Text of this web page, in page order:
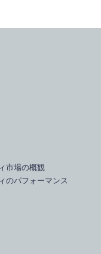
市場の概観
のパフォーマンス